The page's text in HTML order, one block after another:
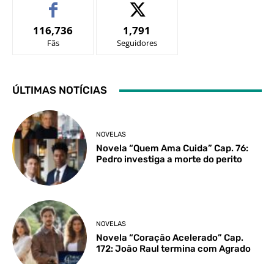
116,736
Fãs
1,791
Seguidores
ÚLTIMAS NOTÍCIAS
NOVELAS
Novela “Quem Ama Cuida” Cap. 76:
Pedro investiga a morte do perito
NOVELAS
Novela “Coração Acelerado” Cap.
172: João Raul termina com Agrado